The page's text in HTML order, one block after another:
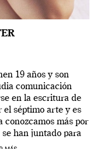
19 años y son
comunicación
en la escritura de
el séptimo arte y es
conozcamos más por
han juntado para
[…]